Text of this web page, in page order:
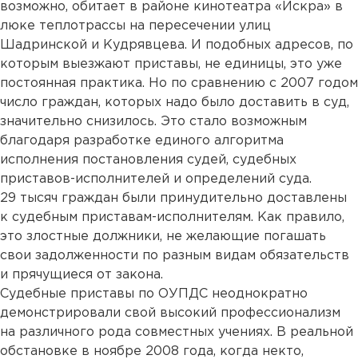
возможно, обитает в районе кинотеатра «Искра» в
люке теплотрассы на пересечении улиц
Шадринской и Кудрявцева. И подобных адресов, по
которым выезжают приставы, не единицы, это уже
постоянная практика. Но по сравнению с 2007 годом
число граждан, которых надо было доставить в суд,
значительно снизилось. Это стало возможным
благодаря разработке единого алгоритма
исполнения постановления судей, судебных
приставов-исполнителей и определений суда.
29 тысяч граждан были принудительно доставлены
к судебным приставам-исполнителям. Как правило,
это злостные должники, не желающие погашать
свои задолженности по разным видам обязательств
и прячущиеся от закона.
Судебные приставы по ОУПДС неоднократно
демонстрировали свой высокий профессионализм
на различного рода совместных учениях. В реальной
обстановке в ноябре 2008 года, когда некто,